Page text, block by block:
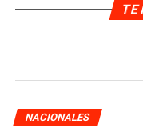
TE
NACIONALES